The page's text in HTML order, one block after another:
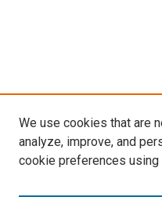
We use cookies that are
analyze, improve, and
cookie preferences using